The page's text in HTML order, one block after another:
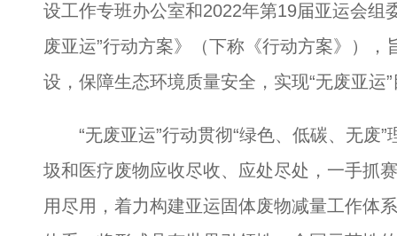
设工作专班办公室和2022年第19届亚运会组
废亚运”行动方案》（下称《行动方案》），
设，保障生态环境质量安全，实现“无废亚运
“无废亚运”行动贯彻“绿色、低碳、无废”
圾和医疗废物应收尽收、应处尽处，一手抓
用尽用，着力构建亚运固体废物减量工作体